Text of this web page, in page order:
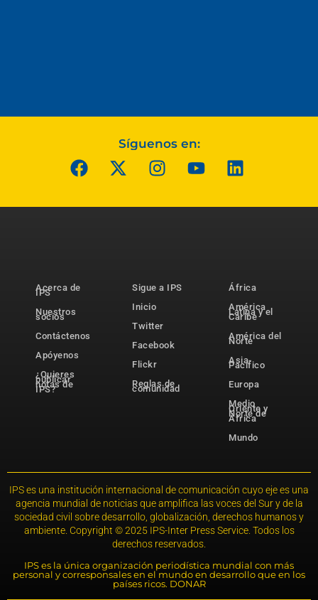
Síguenos en:
Acerca de
IPS
Nuestros
socios
Contáctenos
Apóyenos
¿Quieres
publicar
notas de
IPS?
Sigue a IPS
Inicio
Twitter
Facebook
Flickr
Reglas de
comunidad
África
América
Latina y el
Caribe
América del
Norte
Asia-
Pacífico
Europa
Medio
Oriente y
Norte de
África
Mundo
IPS es una institución internacional de comunicación cuyo eje es una
agencia mundial de noticias que amplifica las voces del Sur y de la
sociedad civil sobre desarrollo, globalización, derechos humanos y
ambiente. Copyright © 2025 IPS-Inter Press Service. Todos los
derechos reservados.
IPS es la única organización periodística mundial con más
personal y corresponsales en el mundo en desarrollo que en los
países ricos. DONAR